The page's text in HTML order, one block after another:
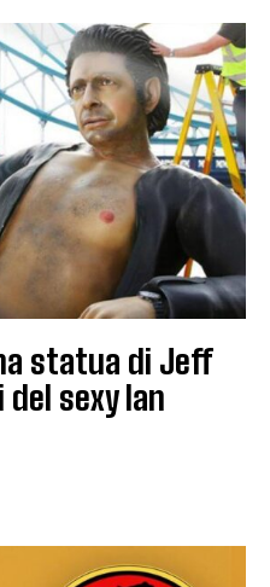
statua di Jeff
sexy Ian